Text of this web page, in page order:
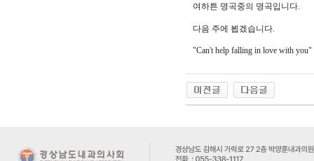
여하튼 명곡중의 명곡입니다.
다음 주에 뵙겠습니다.
"Can't help falling in love with you"